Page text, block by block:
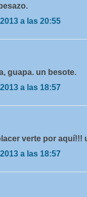
a las 20:55
guapa. un besote.
a las 18:57
verte por aquí!!!
a las 18:57